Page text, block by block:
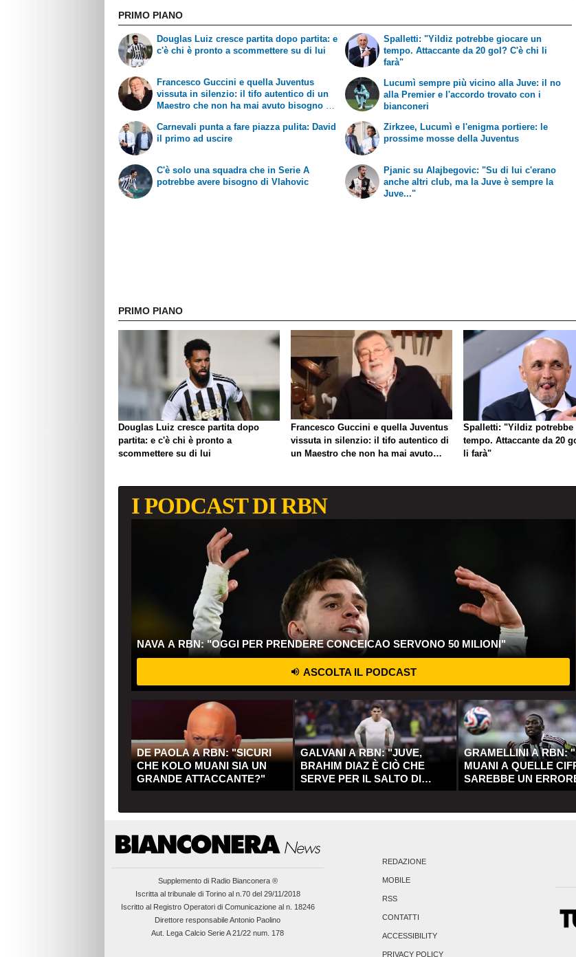
PRIMO PIANO
Douglas Luiz cresce partita dopo partita: e
c'è chi è pronto a scommettere su di lui
Francesco Guccini e quella Juventus
vissuta in silenzio: il tifo autentico di un
Maestro che non ha mai avuto bisogno di
Spalletti: "Yildiz potrebbe giocare un
tempo. Attaccante da 20 gol? C'è chi li
farà"
Lucumì sempre più vicino alla Juve: il no
alla Premier e l'accordo trovato con i
bianconeri
Carnevali punta a fare piazza pulita: David
il primo ad uscire
C'è solo una squadra che in Serie A
potrebbe avere bisogno di Vlahovic
Zirkzee, Lucumì e l'enigma portiere: le
prossime mosse della Juventus
Pjanic su Alajbegovic: "Su di lui c'erano
anche altri club, ma la Juve è sempre la
Juve..."
PRIMO PIANO
Douglas Luiz cresce partita dopo
partita: e c'è chi è pronto a
scommettere su di lui
Francesco Guccini e quella Juventus
vissuta in silenzio: il tifo autentico di
un Maestro che non ha mai avuto
Spalletti: "Yildiz potrebbe
tempo. Attaccante da 20
li farà"
I PODCAST DI RBN
NAVA A RBN: "OGGI PER PRENDERE CONCEICAO SERVONO 50 MILIONI"
ASCOLTA IL PODCAST
DE PAOLA A RBN: "SICURI
CHE KOLO MUANI SIA UN
GRANDE ATTACCANTE?"
GALVANI A RBN: "JUVE,
BRAHIM DIAZ È CIÒ CHE
SERVE PER IL SALTO DI
QUALITÀ"
GRAMELLINI A RBN:
MUANI A QUELLE
SAREBBE UN
Supplemento di Radio Bianconera ®
Iscritta al tribunale di Torino al n.70 del 29/11/2018
Iscritto al Registro Operatori di Comunicazione al n. 18246
Direttore responsabile Antonio Paolino
Aut. Lega Calcio Serie A 21/22 num. 178
REDAZIONE
MOBILE
RSS
CONTATTI
ACCESSIBILITY
PRIVACY POLICY